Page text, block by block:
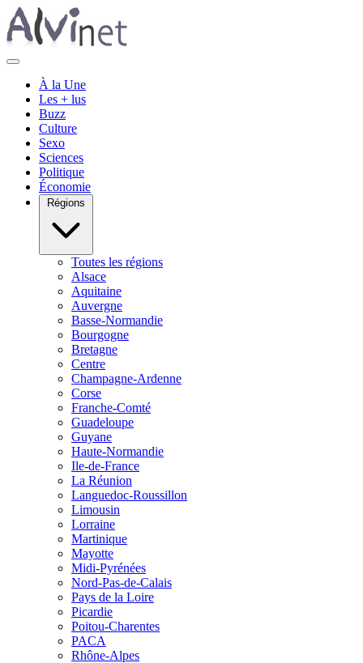
À la Une
Les + lus
Buzz
Culture
Sexo
Sciences
Politique
Économie
Régions
Toutes les régions
Alsace
Aquitaine
Auvergne
Basse-Normandie
Bourgogne
Bretagne
Centre
Champagne-Ardenne
Corse
Franche-Comté
Guadeloupe
Guyane
Haute-Normandie
Ile-de-France
La Réunion
Languedoc-Roussillon
Limousin
Lorraine
Martinique
Mayotte
Midi-Pyrénées
Nord-Pas-de-Calais
Pays de la Loire
Picardie
Poitou-Charentes
PACA
Rhône-Alpes